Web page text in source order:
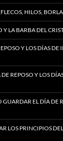
HILOS,
Y LA BARBA DEL
Y LOS DÍAS DE
REPOSO Y LOS
EL DÍA DE
LOS PRINCIPIOS